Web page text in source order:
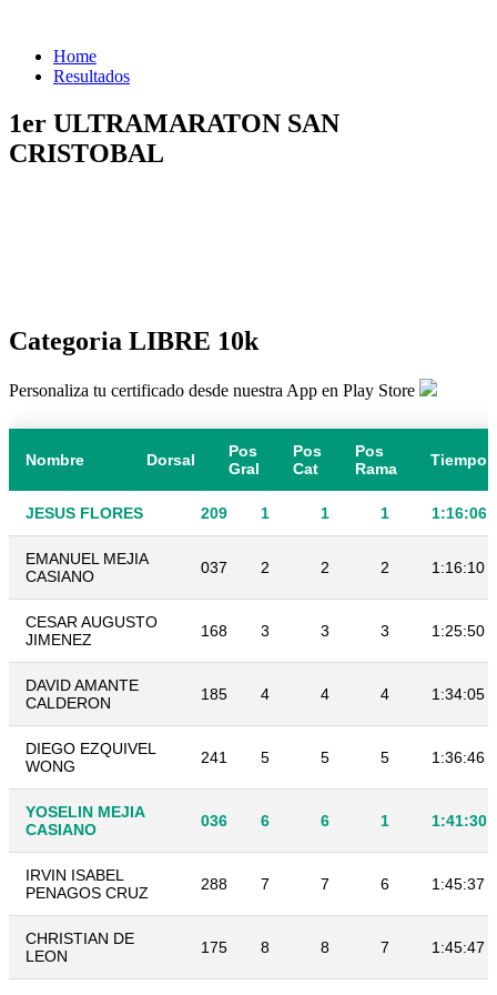
Home
Resultados
1er ULTRAMARATON SAN
CRISTOBAL
Categoria LIBRE 10k
Personaliza tu certificado desde nuestra App en Play Store
Nombre Dorsal
Pos
Gral
Pos
Cat
Pos
Rama
Tiempo
JESUS FLORES 209 1 1 1 1:16:06
EMANUEL MEJIA
CASIANO
037 2 2 2 1:16:10
CESAR AUGUSTO
JIMENEZ
168 3 3 3 1:25:50
DAVID AMANTE
CALDERON
185 4 4 4 1:34:05
DIEGO EZQUIVEL
WONG
241 5 5 5 1:36:46
YOSELIN MEJIA
CASIANO
036 6 6 1 1:41:30
IRVIN ISABEL
PENAGOS CRUZ
288 7 7 6 1:45:37
CHRISTIAN DE
LEON
175 8 8 7 1:45:47